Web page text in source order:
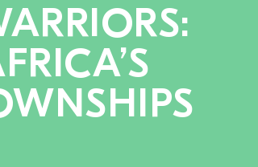
ZUR FILMSUCHE